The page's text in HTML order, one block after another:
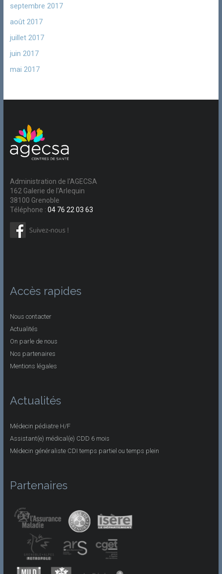
septembre 2017
août 2017
juillet 2017
juin 2017
mai 2017
Administration de l'AGECSA
162 Galerie de l'Arlequin
38100 Grenoble
Téléphone : 04 76 22 03 63
Accès rapides
Nous contacter
Actualités
On parle de nous
Nos partenaires
Mentions légales
Actualités
Médecin pédiatre H/F
Assistant(e) médical(e) CDD 6 mois
Médecin généraliste CDI temps partiel ou temps plein
Partenaires